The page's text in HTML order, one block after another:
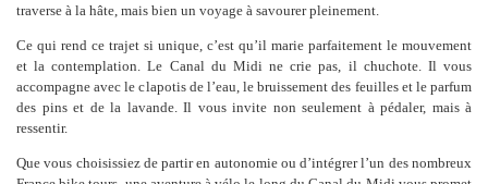
traverse à la hâte, mais bien un voyage à savourer pleinement.
Ce qui rend ce trajet si unique, c’est qu’il marie parfaitement le mouvement
et la contemplation. Le Canal du Midi ne crie pas, il chuchote. Il vous
accompagne avec le clapotis de l’eau, le bruissement des feuilles et le parfum
des pins et de la lavande. Il vous invite non seulement à pédaler, mais à
ressentir.
Que vous choisissiez de partir en autonomie ou d’intégrer l’un des nombreux